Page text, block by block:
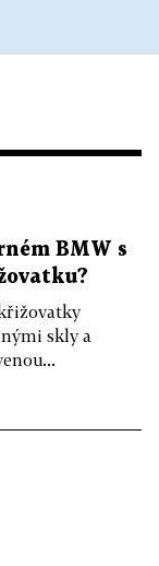
BMW s
skly a